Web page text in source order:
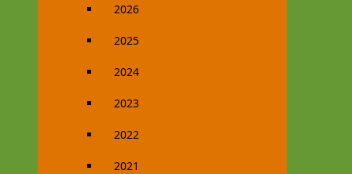
2026
2025
2024
2023
2022
2021